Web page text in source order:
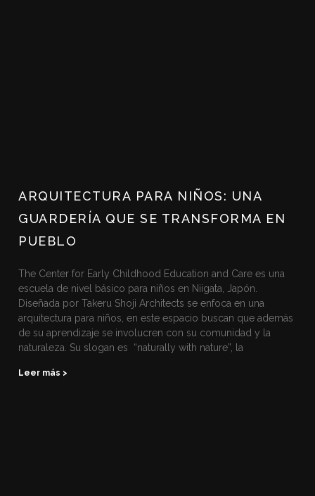
ARQUITECTURA PARA NIÑOS: UNA
GUARDERÍA QUE SE TRANSFORMA EN
PUEBLO
The Center for Early Childhood Education and Care es una
escuela de nivel básico para niños en Niigata, Japón.
Diseñada por Takeru Shoji Architects se enfoca en una
arquitectura para niños, en este espacio buscan que además
de su aprendizaje se involucren con su comunidad y la
naturaleza. Su slogan es “naturally with nature”, la
Leer más >